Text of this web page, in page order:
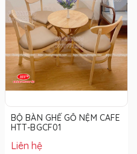
BỘ BÀN GHẾ GỖ NỆM CAFE
HTT-BGCF01
Liên hệ